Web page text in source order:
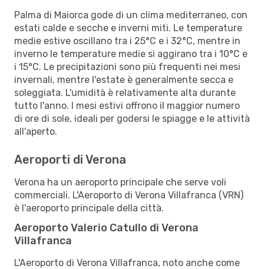
Palma di Maiorca gode di un clima mediterraneo, con
estati calde e secche e inverni miti. Le temperature
medie estive oscillano tra i 25°C e i 32°C, mentre in
inverno le temperature medie si aggirano tra i 10°C e
i 15°C. Le precipitazioni sono più frequenti nei mesi
invernali, mentre l'estate è generalmente secca e
soleggiata. L'umidità è relativamente alta durante
tutto l'anno. I mesi estivi offrono il maggior numero
di ore di sole, ideali per godersi le spiagge e le attività
all'aperto.
Aeroporti di Verona
Verona ha un aeroporto principale che serve voli
commerciali. L'Aeroporto di Verona Villafranca (VRN)
è l'aeroporto principale della città.
Aeroporto Valerio Catullo di Verona
Villafranca
L'Aeroporto di Verona Villafranca, noto anche come